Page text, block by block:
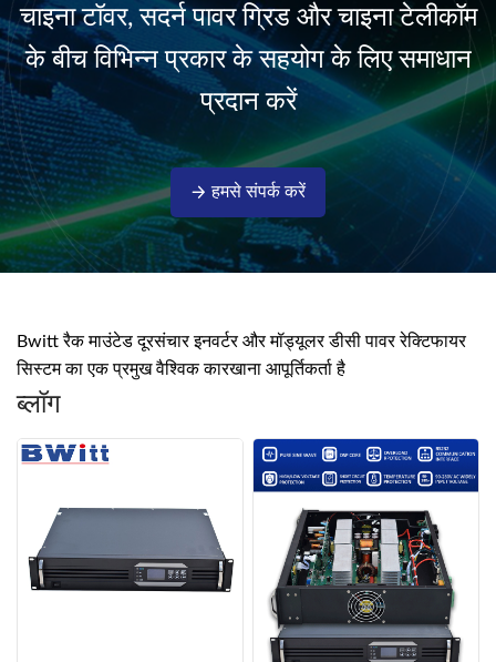
isolati...
चाइना टॉवर, सदर्न पावर ग्रिड और चाइना टेलीकॉम
के बीच विभिन्न प्रकार के सहयोग के लिए समाधान
प्रदान करें
हमसे संपर्क करें
Bwitt रैक माउंटेड दूरसंचार इनवर्टर और मॉड्यूलर डीसी पावर रेक्टिफायर
सिस्टम का एक प्रमुख वैश्विक कारखाना आपूर्तिकर्ता है
ब्लॉग